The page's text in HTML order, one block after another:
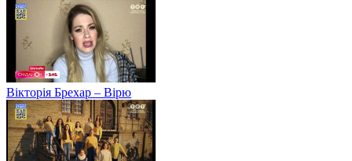
Вікторія Брехар – Вірю